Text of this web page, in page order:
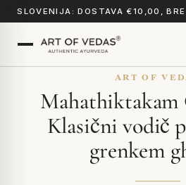
SLOVENIJA: DOSTAVA €10,00,
ART OF
Klasični vodič
grenkem